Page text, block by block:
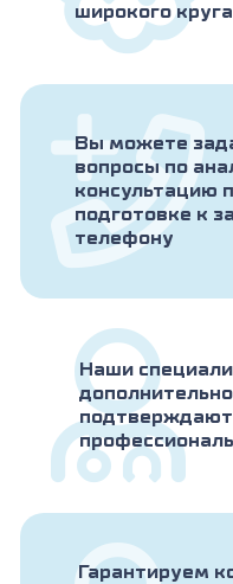
широкого
Вы можете
вопросы по
консультацию
подготовке к
телефону
Наши
Гарантируем